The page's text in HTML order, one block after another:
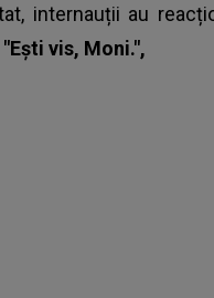
internauții au
"Ești vis, Moni.",